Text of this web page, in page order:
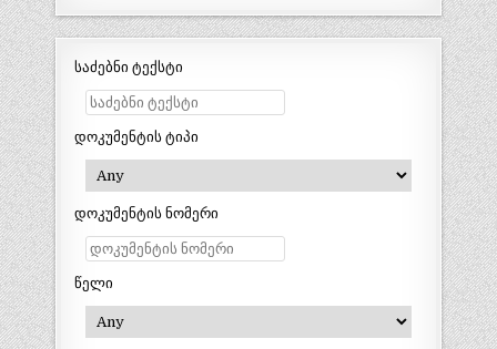
საძებნი ტექსტი
დოკუმენტის ტიპი
დოკუმენტის ნომერი
წელი